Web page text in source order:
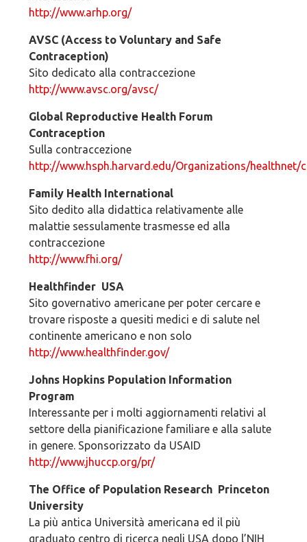
http://www.arhp.org/
AVSC (Access to Voluntary and Safe
Contraception)
Sito dedicato alla contraccezione
http://www.avsc.org/avsc/
Global Reproductive Health Forum
Contraception
Sulla contraccezione
http://www.hsph.harvard.edu/Organizations/
Family Health International
Sito dedito alla didattica relativamente alle
malattie sessulamente trasmesse ed alla
contraccezione
http://www.fhi.org/
Healthfinder ­ USA
Sito governativo americane per poter cercare e
trovare risposte a quesiti medici e di salute nel
continente americano e non solo
http://www.healthfinder.gov/
Johns Hopkins Population Information
Program
Interessante per i molti aggiornamenti relativi al
settore della pianificazione familiare e alla salute
in genere. Sponsorizzato da USAID
http://www.jhuccp.org/pr/
The Office of Population Research ­ Princeton
University
La più antica Università americana ed il più
graduato centro di ricerca negli USA dopo l’NIH